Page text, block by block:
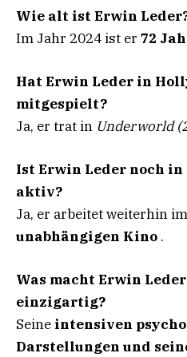
Wie alt ist Erwin
Im Jahr 2024 ist er 72
Hat Erwin Leder in
mitgespielt?
Ja, er trat in Underworld
Ist Erwin Leder noch
aktiv?
Ja, er arbeitet weiterhin im
unabhängigen Kino .
Was macht Erwin
einzigartig?
Seine intensiven
Darstellungen und